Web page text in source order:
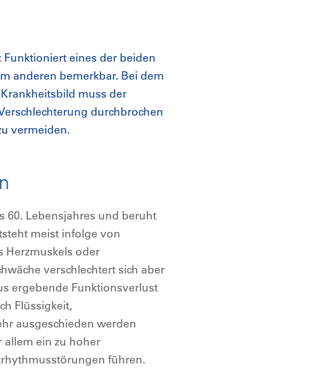
eines der beiden
anderen bemerkbar. Bei dem
muss der
durchbrochen
vermeiden.
60. Lebensjahres und beruht
meist infolge von
Herzmuskels oder
verschlechtert sich aber
ergebende Funktionsverlust
Flüssigkeit,
ausgeschieden werden
allem ein zu hoher
führen.